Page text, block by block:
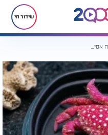
שידור חי
לא תאמינו שזה אמיתי: היצור הימי שנראה בדיוק כמו תות ענק